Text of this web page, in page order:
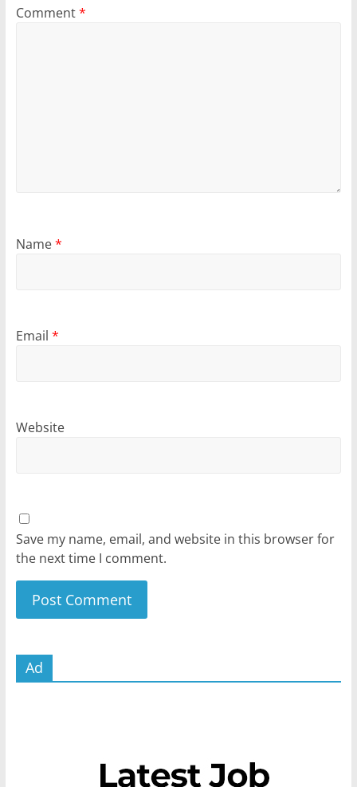
Comment*
Name*
Email *
Website
Save my name, email, and website in this browser for
the next time I comment.
Ad